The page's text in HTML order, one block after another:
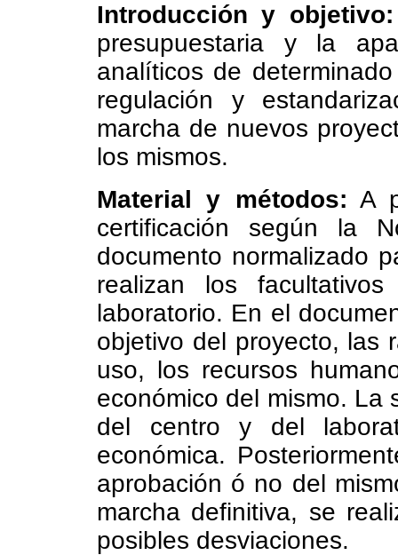
Introducción y objetivo:
presupuestaria y la
analíticos de
regulación y
marcha de nuevos
los mismos.
Material y métodos: A
certificación según la
documento normalizado
realizan los
laboratorio. En el
objetivo del proyecto, las
uso, los recursos
económico del mismo. La
del centro y del
económica.
aprobación ó no del
marcha definitiva, se
posibles desviaciones.